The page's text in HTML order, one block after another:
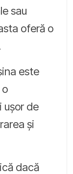
sau
oferă o
este
ușor de
și
dacă